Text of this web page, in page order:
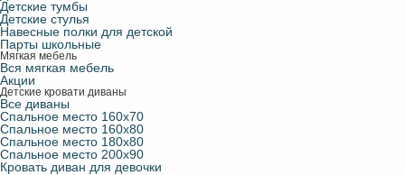
Детские тумбы
Детские стулья
Навесные полки для детской
Парты школьные
Мягкая мебель
Вся мягкая мебель
Акции
Детские кровати диваны
Все диваны
Спальное место 160х70
Спальное место 160х80
Спальное место 180х80
Спальное место 200х90
Кровать диван для девочки